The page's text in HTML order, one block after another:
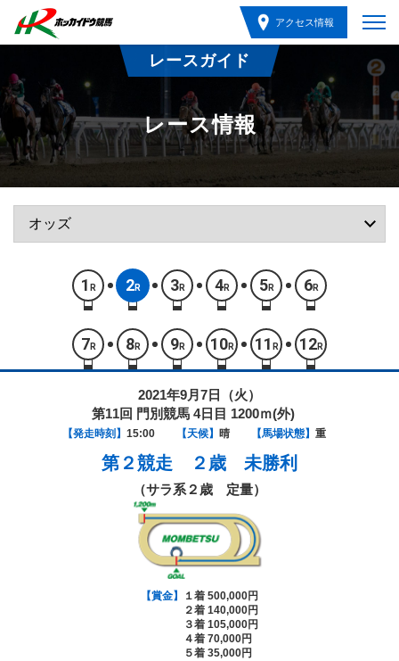
アクセス情報
レースガイド
レース情報
1 R 2R 3R 4R 5R 6R
7 R 8R 9R 10R 11 R 12R
2021年9月7日（火）
第11回 門別競馬 4日目 1200ｍ(外)
【発走時刻】 15:00 【天候】 晴 【馬場状態】 重
第２競走 ２歳 未勝利
（サラ系２歳 定量）
【賞金】
１着 500,000円
２着 140,000円
３着 105,000円
４着 70,000円
５着 35,000円